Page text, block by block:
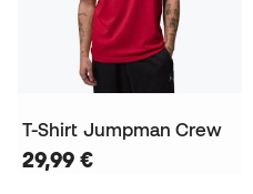
T-Shirt Jumpman Crew
29,99 €